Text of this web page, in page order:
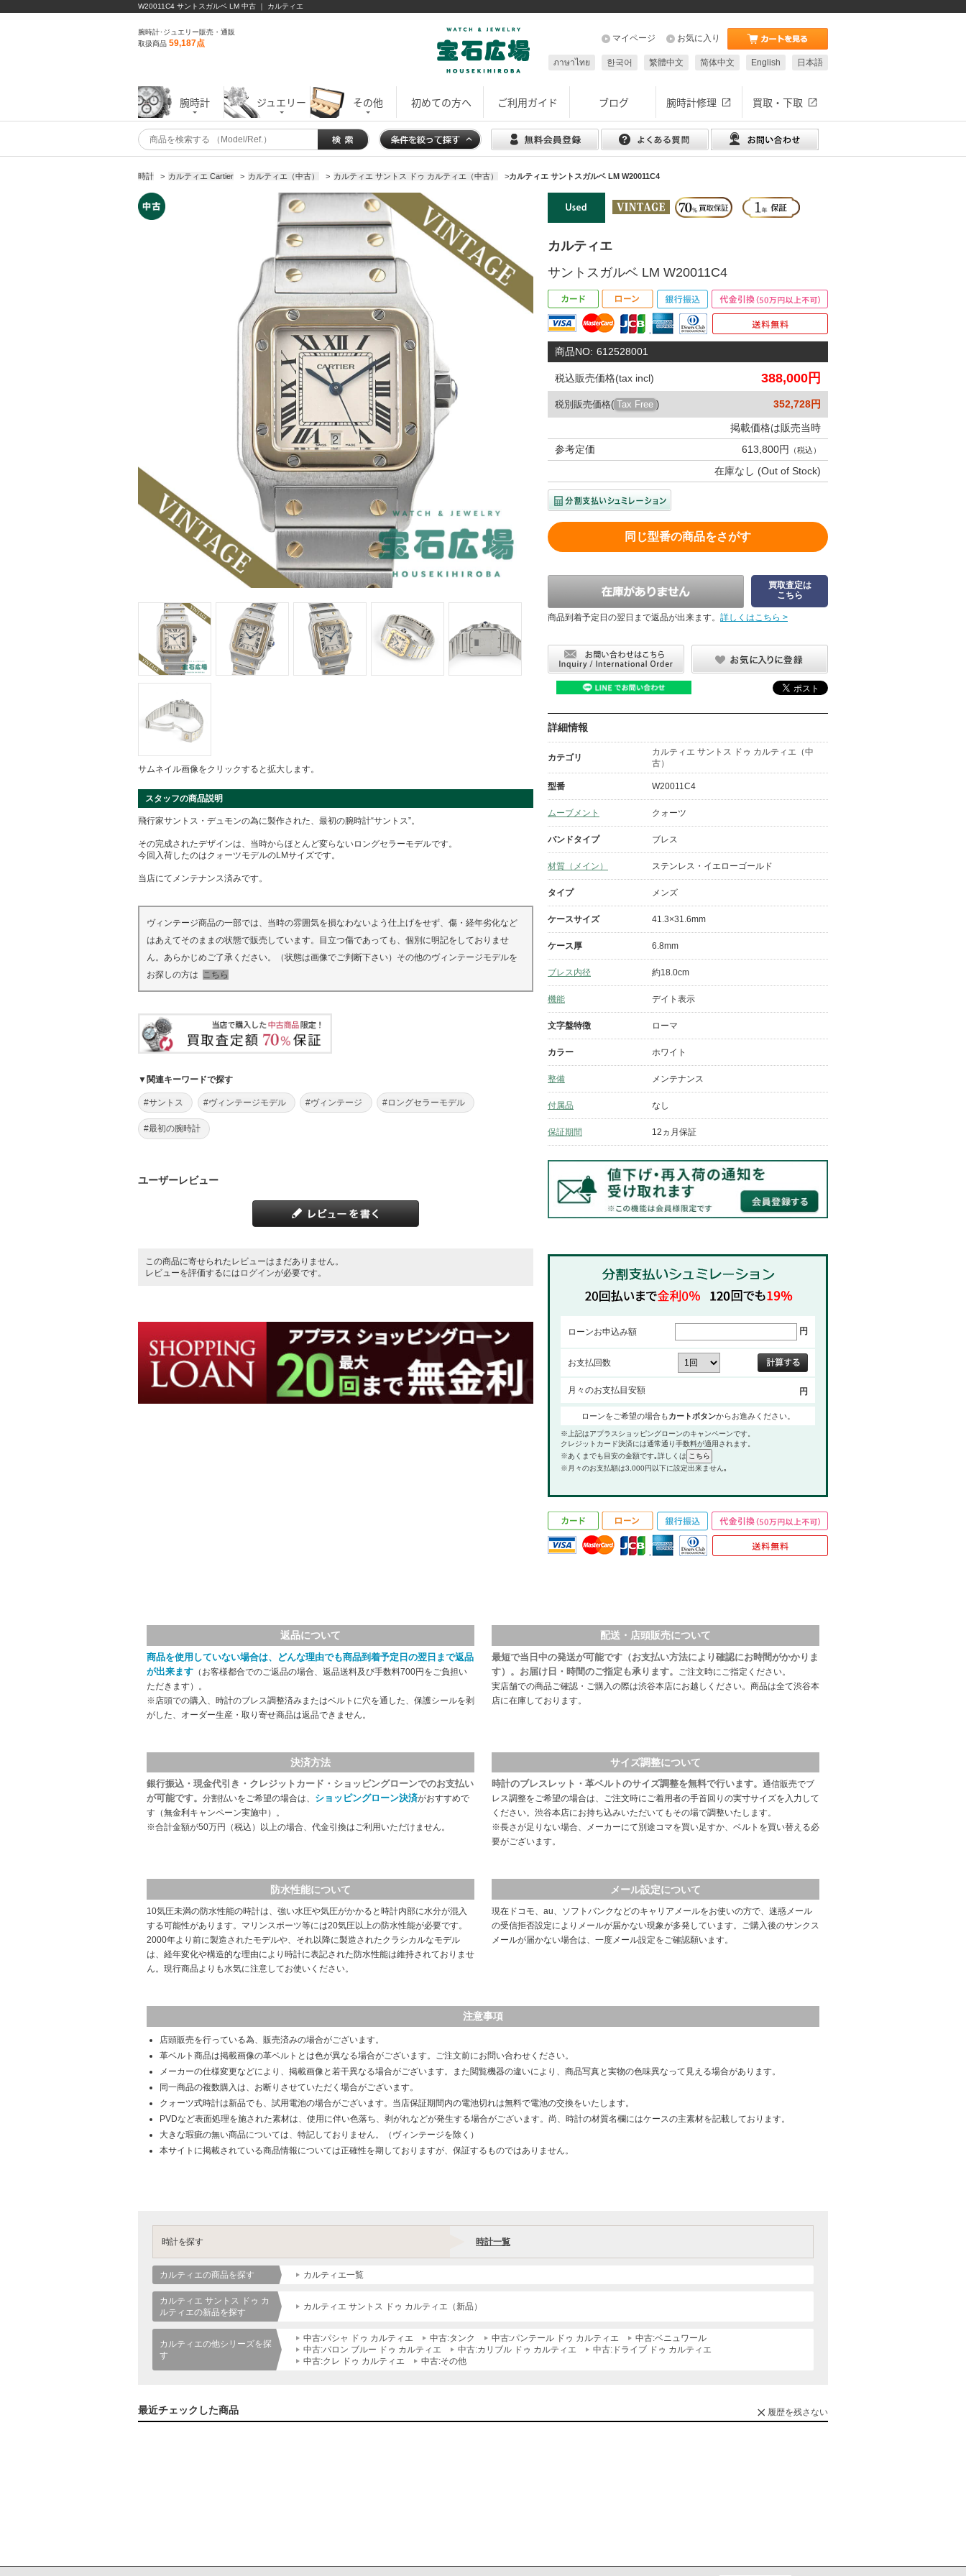
W20011C4 サントスガルベ LM 中古 ｜ カルティエ
腕時計･ジュエリー販売・通販
取扱商品 59,187点 お気に入り
マイページ
日本語
English
简体中文
繁體中文
한국어
ภาษาไทย
腕時計 ジュエリー その他 初めての方へ ご利用ガイド ブログ 腕時計修理 買取・下取
時計 > カルティエ Cartier > カルティエ（中古） > カルティエ サントス ドゥ カルティエ（中古） >カルティエ サントスガルベ LM W20011C4
サムネイル画像をクリックすると拡大します。
スタッフの商品説明
飛行家サントス・デュモンの為に製作された、最初の腕時計“サントス”。
その完成されたデザインは、当時からほとんど変らないロングセラーモデルです。
今回入荷したのはクォーツモデルのLMサイズです。
当店にてメンテナンス済みです。
ヴィンテージ商品の一部では、当時の雰囲気を損なわないよう仕上げをせず、傷・経年劣化など
はあえてそのままの状態で販売しています。目立つ傷であっても、個別に明記をしておりませ
ん。あらかじめご了承ください。（状態は画像でご判断下さい）その他のヴィンテージモデルを
お探しの方は こちら
▼関連キーワードで探す
#サントス #ヴィンテージモデル #ヴィンテージ #ロングセラーモデル
#最初の腕時計
ユーザーレビュー
この商品に寄せられたレビューはまだありません。
レビューを評価するには ログインが必要です。
カルティエ
サントスガルベ LM W20011C4
商品NO: 612528001
税込販売価格(tax incl) 388,000円
税別販売価格( Tax Free ) 352,728円
掲載価格は販売当時
参考定価
613,800円 （税込）
在庫なし (Out of Stock)
同じ型番の商品をさがす
買取査定は
こちら
商品到着予定日の翌日まで返品が出来ます。 詳しくはこちら >
詳細情報
カテゴリ
カルティエ サントス ドゥ カルティエ（中
古）
型番 W20011C4
ムーブメント クォーツ
バンドタイプ ブレス
材質（メイン） ステンレス・イエローゴールド
タイプ メンズ
ケースサイズ 41.3×31.6mm
ケース厚 6.8mm
ブレス内径 約18.0cm
機能 デイト表示
文字盤特徴 ローマ
カラー ホワイト
整備 メンテナンス
付属品 なし
保証期間 12ヵ月保証
ローンお申込み額 円
お支払回数
月々のお支払目安額 円
ローンをご希望の場合もカートボタンからお進みください。
※上記はアプラスショッピングローンのキャンペーンです。
クレジットカード決済には通常通り手数料が適用されます。
※あくまでも目安の金額です｡詳しくは
※月々のお支払額は3,000円以下に設定出来ません｡
返品について
商品を使用していない場合は、どんな理由でも商品到着予定日の翌日まで返品
が出来ます （お客様都合でのご返品の場合、返品送料及び手数料700円をご負担い
ただきます）。
※店頭での購入、時計のブレス調整済みまたはベルトに穴を通した、保護シールを剥
がした、オーダー生産・取り寄せ商品は返品できません。
配送・店頭販売について
最短で当日中の発送が可能です（お支払い方法により確認にお時間がかかりま
す）。お届け日・時間のご指定も承ります。
ご注文時にご指定ください。
実店舗での商品ご確認・ご購入の際は渋谷本店にお越しください。商品は全て渋谷本
店に在庫しております。
決済方法
銀行振込・現金代引き・クレジットカード・ショッピングローンでのお支払い
が可能です。 分割払いをご希望の場合は、 ショッピングローン決済がおすすめで
す（無金利キャンペーン実施中）。
※合計金額が50万円（税込）以上の場合、代金引換はご利用いただけません。
サイズ調整について
時計のブレスレット・革ベルトのサイズ調整を無料で行います。 通信販売でブ
レス調整をご希望の場合は、ご注文時にご着用者の手首回りの実寸サイズを入力して
ください。渋谷本店にお持ち込みいただいてもその場で調整いたします。
※長さが足りない場合、メーカーにて別途コマを買い足すか、ベルトを買い替える必
要がございます。
防水性能について
10気圧未満の防水性能の時計は、強い水圧や気圧がかかると時計内部に水分が混入
する可能性があります。マリンスポーツ等には20気圧以上の防水性能が必要です。
2000年より前に製造されたモデルや、それ以降に製造されたクラシカルなモデル
は、経年変化や構造的な理由により時計に表記された防水性能は維持されておりませ
ん。現行商品よりも水気に注意してお使いください。
メール設定について
現在ドコモ、au、ソフトバンクなどのキャリアメールをお使いの方で、迷惑メール
の受信拒否設定によりメールが届かない現象が多発しています。ご購入後のサンクス
メールが届かない場合は、一度メール設定をご確認願います。
注意事項
店頭販売を行っている為、販売済みの場合がございます。
革ベルト商品は掲載画像の革ベルトとは色が異なる場合がございます。ご注文前にお問い合わせください。
メーカーの仕様変更などにより、掲載画像と若干異なる場合がございます。また閲覧機器の違いにより、商品写真と実物の色味異なって見える場合があります。
同一商品の複数購入は、お断りさせていただく場合がございます。
クォーツ式時計は新品でも、試用電池の場合がございます。当店保証期間内の電池切れは無料で電池の交換をいたします。
PVDなど表面処理を施された素材は、使用に伴い色落ち、剥がれなどが発生する場合がございます。尚、時計の材質名欄にはケースの主素材を記載しております。
大きな瑕疵の無い商品については、特記しておりません。（ヴィンテージを除く）
本サイトに掲載されている商品情報については正確性を期しておりますが、保証するものではありません。
時計を探す 時計一覧
カルティエの商品を探す カルティエ一覧
カルティエ サントス ドゥ カ
ルティエの新品を探す
カルティエ サントス ドゥ カルティエ（新品）
カルティエの他シリーズを探
す
中古:パシャ ドゥ カルティエ 中古:タンク 中古:パンテール ドゥ カルティエ
中古:ベニュワール
中古:バロン ブルー ドゥ カルティエ
中古:カリブル ドゥ カルティエ
中古:ドライブ ドゥ カルティエ
中古:クレ ドゥ カルティエ
中古:その他
最近チェックした商品 履歴を残さない